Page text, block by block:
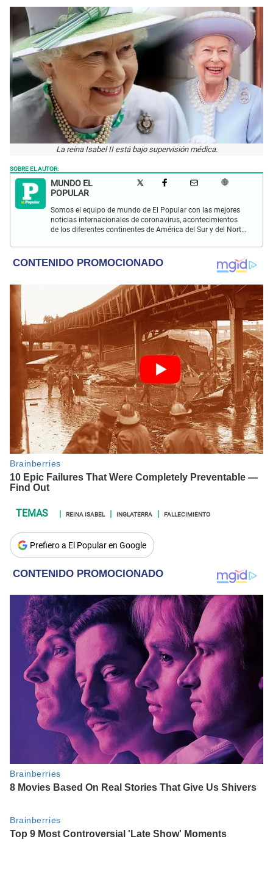
La reina Isabel II está bajo supervisión médica.
SOBRE EL AUTOR:
MUNDO EL
POPULAR
Somos el equipo de mundo de El Popular con las mejores
noticias internacionales de coronavirus, acontecimientos
de los diferentes continentes de América del Sur y del Norte,
REINA ISABEL INGLATERRA FALLECIMIENTO
Prefiero a El Popular en Google